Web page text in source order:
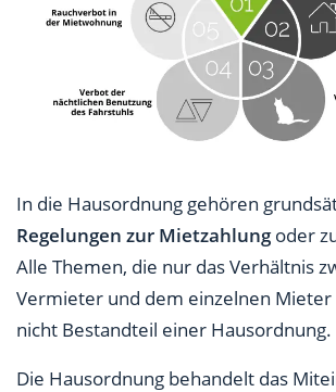
In die Hausordnung gehören
Regelungen zur Mietzahlungoder
Alle Themen, die nur das Verhältnis
Vermieter und dem einzelnen
nicht Bestandteil einer Hausordnung.
Die Hausordnung behandelt das